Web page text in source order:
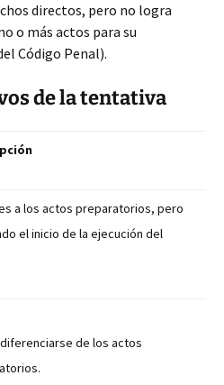
directos, pero no logra
o más actos para su
Código Penal).
de la tentativa
a los actos preparatorios, pero
el inicio de la ejecución del
de los actos